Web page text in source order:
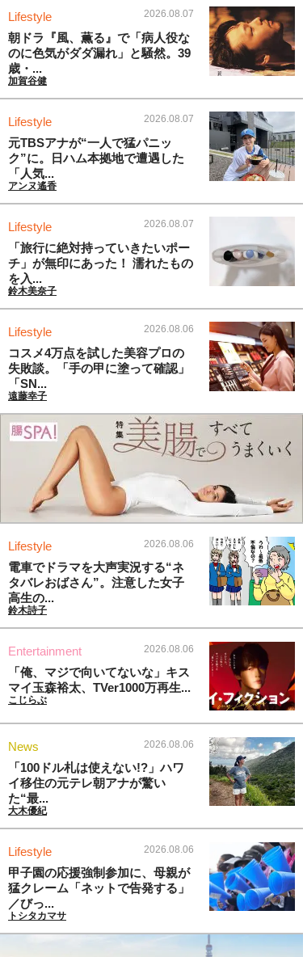
Lifestyle 2026.08.07
朝ドラ『風、薫る』で「病人役な
のに色気がダダ漏れ」と騒然。39
歳・...
加賀谷健
Lifestyle 2026.08.07
元TBSアナが“一人で猛パニッ
ク”に。日ハム本拠地で遭遇した
「人気...
アンヌ遙香
Lifestyle 2026.08.07
「旅行に絶対持っていきたいポー
チ」が無印にあった！ 濡れたもの
を入...
鈴木美奈子
Lifestyle 2026.08.06
コスメ4万点を試した美容プロの
失敗談。「手の甲に塗って確認」
「SN...
遠藤幸子
Lifestyle 2026.08.06
電車でドラマを大声実況する“ネ
タバレおばさん”。注意した女子
高生の...
鈴木詩子
Entertainment 2026.08.06
「俺、マジで向いてないな」キス
マイ玉森裕太、TVer1000万再生...
こじらぶ
News 2026.08.06
「100ドル札は使えない!?」ハワ
イ移住の元テレ朝アナが驚い
た“最...
大木優紀
Lifestyle 2026.08.06
甲子園の応援強制参加に、母親が
猛クレーム「ネットで告発する」
／びっ...
トシタカマサ